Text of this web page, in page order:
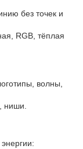
без точек и
RGB, тёплая
волны,
ниши.